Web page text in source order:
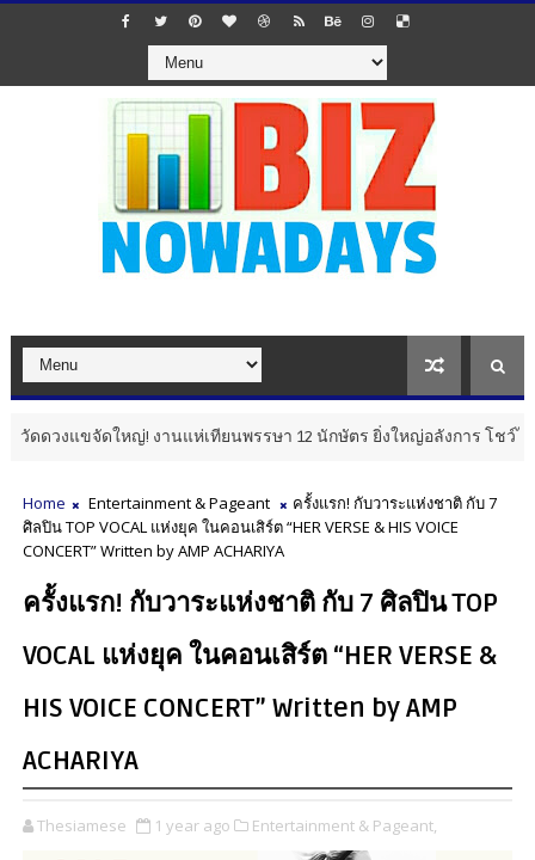
งแขจัดใหญ่! งานแห่เทียนพรรษา 12 นักษัตร ยิ่งใหญ่อลังการ โชว์ไฮไลต์
Home Entertainment & Pageant
ครั้งแรก! กับวาระแห่งชาติ กับ 7
ศิลปิน TOP VOCAL แห่งยุค ในคอนเสิร์ต “HER VERSE & HIS VOICE
CONCERT” Written by AMP ACHARIYA
ครั้งแรก! กับวาระแห่งชาติ กับ 7 ศิลปิน TOP
VOCAL แห่งยุค ในคอนเสิร์ต “HER VERSE &
HIS VOICE CONCERT” Written by AMP
ACHARIYA
Thesiamese 1 year ago Entertainment & Pageant,